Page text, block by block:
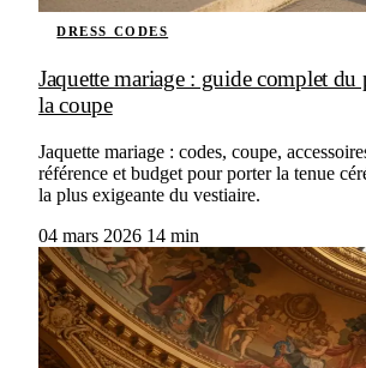
DRESS CODES
Jaquette mariage : guide complet du
la coupe
Jaquette mariage : codes, coupe,
référence et budget pour porter la tenue
la plus exigeante du vestiaire.
04 mars 2026 14 min